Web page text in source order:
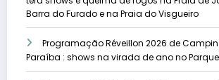
Barra do Furado e na Praia do Visgueiro
Programação Réveillon 2026 de
Paraíba : shows na virada de ano no